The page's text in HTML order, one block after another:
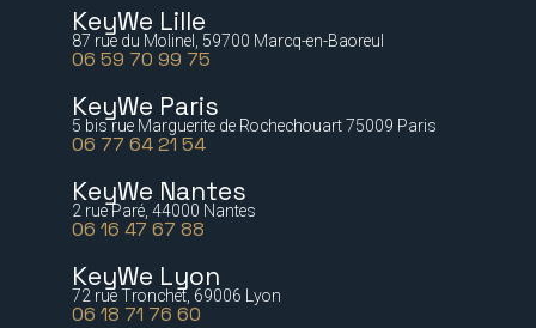
KeyWe Lille
87 rue du Molinel, 59700 Marcq-en-Baoreul
06 59 70 99 75
KeyWe Paris
5 bis rue Marguerite de Rochechouart 75009 Paris
06 77 64 21 54
KeyWe Nantes
2 rue Paré, 44000 Nantes
06 16 47 67 88
KeyWe Lyon
72 rue Tronchet, 69006 Lyon
06 18 71 76 60